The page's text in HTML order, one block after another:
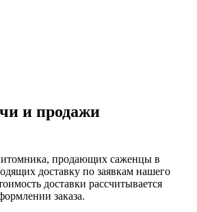
и продажи
продающих саженцы в
доставку по заявкам нашего
доставки рассчитывается
заказа.